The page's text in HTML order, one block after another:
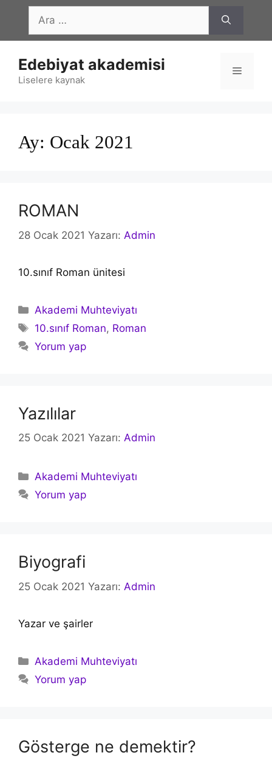
İçeriğe
ara
Edebiyat akademisi
Liselere kaynak
Menü
Ay: Ocak 2021
ROMAN
28 Ocak 2021 Yazarı: Admin
10.sınıf Roman ünitesi
Kategoriler
Akademi Muhteviyatı
Etiketler
10.sınıf Roman, Roman
Yorum yap
Yazılılar
25 Ocak 2021 Yazarı: Admin
Kategoriler
Akademi Muhteviyatı
Yorum yap
Biyografi
25 Ocak 2021 Yazarı: Admin
Yazar ve şairler
Kategoriler
Akademi Muhteviyatı
Yorum yap
Gösterge ne demektir?